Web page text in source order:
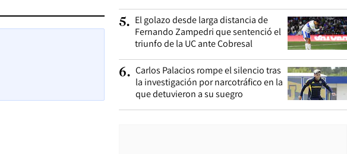
5. El golazo desde larga distancia de
Fernando Zampedri que sentenció el
triunfo de la UC ante Cobresal
6. Carlos Palacios rompe el silencio tras
la investigación por narcotráfico en la
que detuvieron a su suegro